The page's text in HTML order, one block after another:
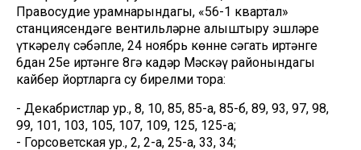
Правосудие урамнарындагы, «56-1 квартал»
станциясендәге вентильләрне алыштыру эшләре
үткәрелү сәбәпле, 24 ноябрь көнне сәгать иртәнге
6дан 25е иртәнге 8гә кадәр Мәскәү районындагы
кайбер йортларга су бирелми тора:
- Декабристлар ур., 8, 10, 85, 85-а, 85-б, 89, 93, 97, 98,
99, 101, 103, 105, 107, 109, 125, 125-а;
- Горсоветская ур., 2, 2-а, 25-а, 33, 34;